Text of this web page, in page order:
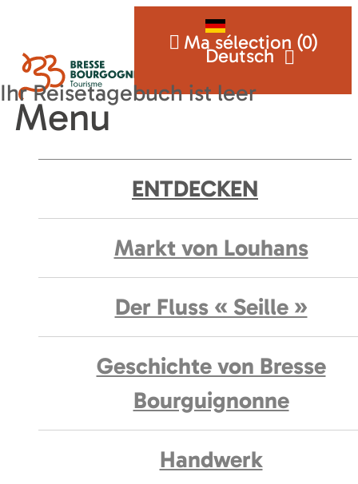
Deutsch
Ma sélection (0)
Menu
ENTDECKEN
Markt von Louhans
Der Fluss « Seille »
Geschichte von Bresse
Bourguignonne
Handwerk